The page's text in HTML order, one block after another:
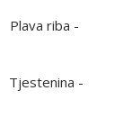
Plava riba -
Tjestenina -